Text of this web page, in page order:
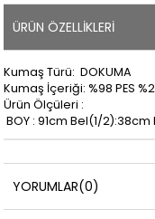
ÜRÜN ÖZELLIKLERI
Kumaş Türü: DOKUMA
Kumaş İçeriği: %98 PES %2
Ürün Ölçüleri :
BOY : 91cm Bel(1/
YORUMLAR(0)